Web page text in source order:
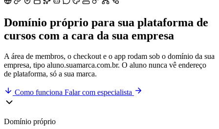
Domínio próprio para sua plataforma de
cursos com a cara da sua empresa
A área de membros, o checkout e o app rodam sob o domínio da sua
empresa, tipo aluno.suamarca.com.br. O aluno nunca vê endereço
de plataforma, só a sua marca.
Como funciona Falar com especialista
Domínio próprio